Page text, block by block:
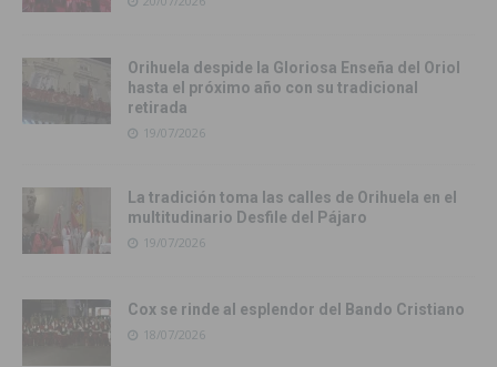
Orihuela despide la Gloriosa Enseña del Oriol
hasta el próximo año con su tradicional
retirada
19/07/2026
La tradición toma las calles de Orihuela en el
multitudinario Desfile del Pájaro
19/07/2026
Cox se rinde al esplendor del Bando Cristiano
18/07/2026